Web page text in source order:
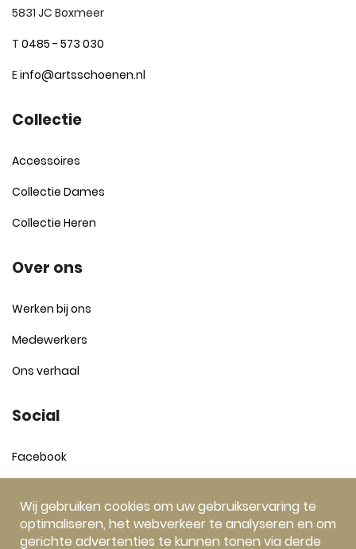
Wij gebruiken cookies om uw gebruikservaring te
optimaliseren, het webverkeer te analyseren en om
gerichte advertenties te kunnen tonen via derde
5831 JC Boxmeer
T 0485 - 573 030
Einfo@artsschoenen.nl
Collectie
Accessoires
Collectie Dames
Collectie Heren
Over ons
Werken bij ons
Medewerkers
Ons verhaal
Social
Facebook